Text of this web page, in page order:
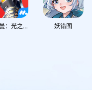
奥特曼：光之战士 妖错图